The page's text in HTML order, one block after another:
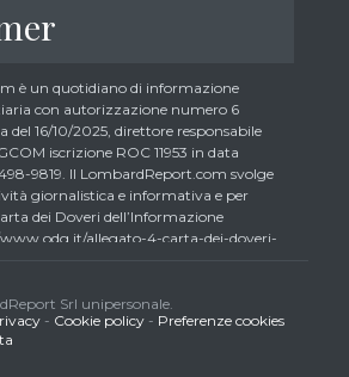
è un quotidiano di informazione
con autorizzazione numero 6
del 16/10/2025, direttore responsabile
iscrizione ROC 11953 in data
9819. Il LombardReport.com svolge
giornalistica e informativa e per
dei Doveri dell’Informazione
allegato-4-carta-dei-doveri-
i collaboratori di LombardReport.com
Giornalisti non possono detenere i titoli
mentre i collaboratori non giornalisti
Srl unipersonale.
- Cookie policy - Preferenze cookies